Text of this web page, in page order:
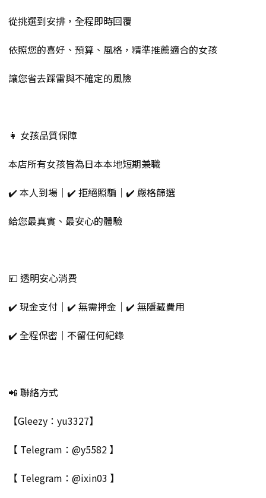
從挑選到安排，全程即時回覆
依照您的喜好、預算、風格，精準推薦適合的女孩
讓您省去踩雷與不確定的風險
👩 女孩品質保障
本店所有女孩皆為日本本地短期兼職
✔️ 本人到場｜✔️ 拒絕照騙｜✔️ 嚴格篩選
給您最真實、最安心的體驗
💴 透明安心消費
✔️ 現金支付｜✔️ 無需押金｜✔️ 無隱藏費用
✔️ 全程保密｜不留任何紀錄
📲 聯絡方式
【Gleezy：yu3327】
【 Telegram：@y5582 】
【 Telegram：@ixin03 】